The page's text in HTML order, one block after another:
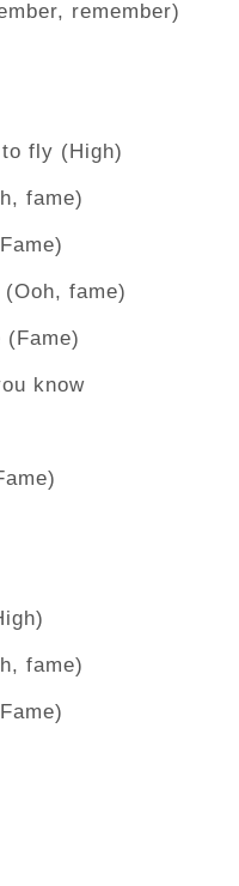
remember)
fly (High)
fame)
fame)
know
fame)